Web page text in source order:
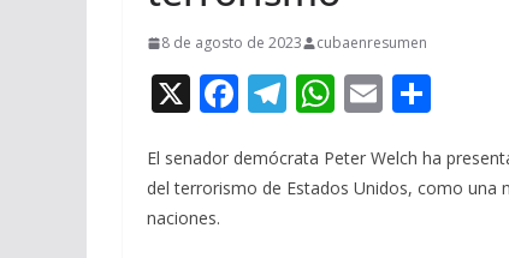
8 de agosto de 2023 cubaenresumen
X F
e
b
T
e
gr
W
at
s
E
ai
l
m
p
El senador demócrata Peter Welch ha
del terrorismo de Estados Unidos, como una
naciones.